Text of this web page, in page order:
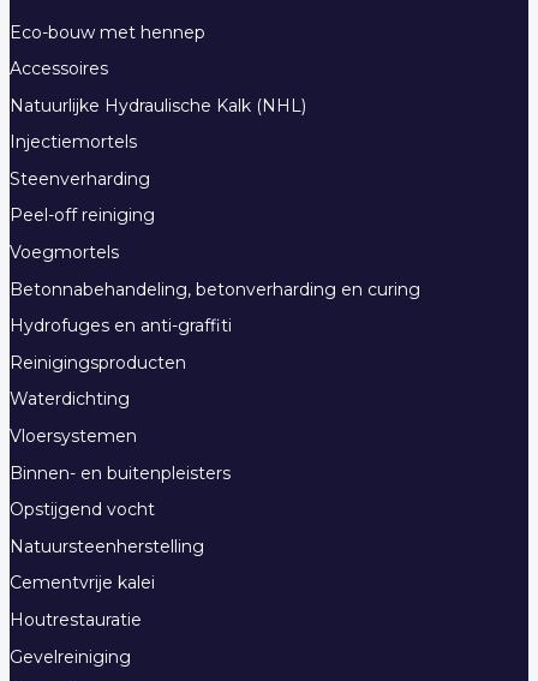
Eco-bouw met hennep
Accessoires
Natuurlijke Hydraulische Kalk (NHL)
Injectiemortels
Steenverharding
Peel-off reiniging
Voegmortels
Betonnabehandeling, betonverharding en curing
Hydrofuges en anti-graffiti
Reinigingsproducten
Waterdichting
Vloersystemen
Binnen- en buitenpleisters
Opstijgend vocht
Natuursteenherstelling
Cementvrije kalei
Houtrestauratie
Gevelreiniging